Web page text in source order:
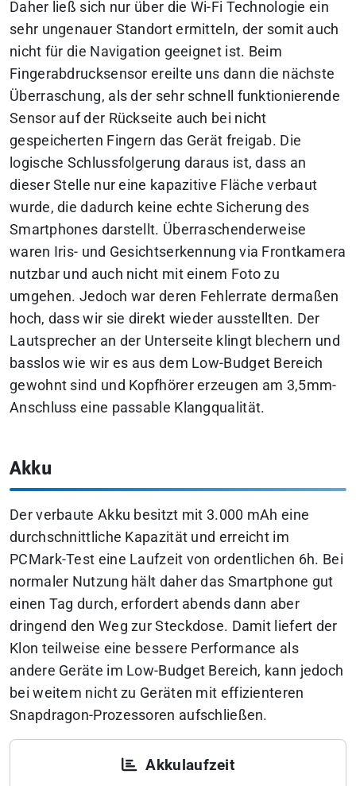
Daher ließ sich nur über die Wi-Fi Technologie ein
sehr ungenauer Standort ermitteln, der somit auch
nicht für die Navigation geeignet ist. Beim
Fingerabdrucksensor ereilte uns dann die nächste
Überraschung, als der sehr schnell funktionierende
Sensor auf der Rückseite auch bei nicht
gespeicherten Fingern das Gerät freigab. Die
logische Schlussfolgerung daraus ist, dass an
dieser Stelle nur eine kapazitive Fläche verbaut
wurde, die dadurch keine echte Sicherung des
Smartphones darstellt. Überraschenderweise
waren Iris- und Gesichtserkennung via Frontkamera
nutzbar und auch nicht mit einem Foto zu
umgehen. Jedoch war deren Fehlerrate dermaßen
hoch, dass wir sie direkt wieder ausstellten. Der
Lautsprecher an der Unterseite klingt blechern und
basslos wie wir es aus dem Low-Budget Bereich
gewohnt sind und Kopfhörer erzeugen am 3,5mm-
Anschluss eine passable Klangqualität.
Akku
Der verbaute Akku besitzt mit 3.000 mAh eine
durchschnittliche Kapazität und erreicht im
PCMark-Test eine Laufzeit von ordentlichen 6h. Bei
normaler Nutzung hält daher das Smartphone gut
einen Tag durch, erfordert abends dann aber
dringend den Weg zur Steckdose. Damit liefert der
Klon teilweise eine bessere Performance als
andere Geräte im Low-Budget Bereich, kann jedoch
bei weitem nicht zu Geräten mit effizienteren
Snapdragon-Prozessoren aufschließen.
Akkulaufzeit